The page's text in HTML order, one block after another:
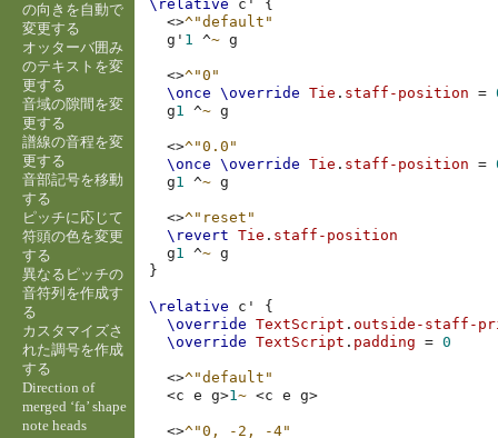
\relative c'
{
<>^"default"
g' 1 ^~ g
<>^"0"
\once
\override Tie . staff-position =
g1 ^~ g
<>^"0.0"
\once
\override Tie . staff-position =
g1 ^~ g
<>^"reset"
\revert
Tie . staff-position
g1 ^~ g
}
\relative c'
{
\override
TextScript .outside-staff-
\override
TextScript . padding = 0
<>^"default"
<c e g>1~ <c e g>
<>^"0, -2, -4"
の向きを自動で
変更する
オッターバ囲み
のテキストを変
更する
音域の隙間を変
更する
譜線の音程を変
更する
音部記号を移動
する
ピッチに応じて
符頭の色を変更
する
異なるピッチの
音符列を作成す
る
カスタマイズさ
れた調号を作成
する
Direction of
merged ‘fa’ shape
note heads